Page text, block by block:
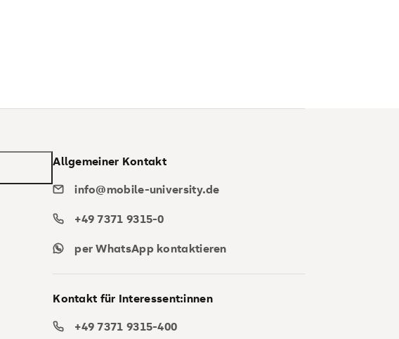
Allgemeiner Kontakt
info@mobile-university.de
+49 7371 9315-0
per WhatsApp kontaktieren
Kontakt für Interessent:innen
+49 7371 9315-400